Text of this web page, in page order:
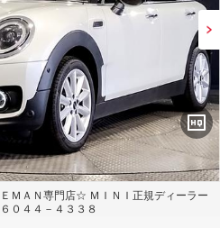
ＭＡＮ専門店☆ ＭＩＮＩ正規ディーラー
０４４－４３３８